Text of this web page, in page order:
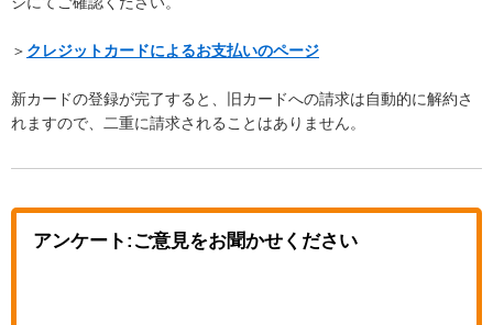
＞ クレジットカードによるお支払いのページ
新カードの登録が完了すると、旧カードへの請求は自動的に解約さ
れますので、二重に請求されることはありません。
アンケート:ご意見をお聞かせください